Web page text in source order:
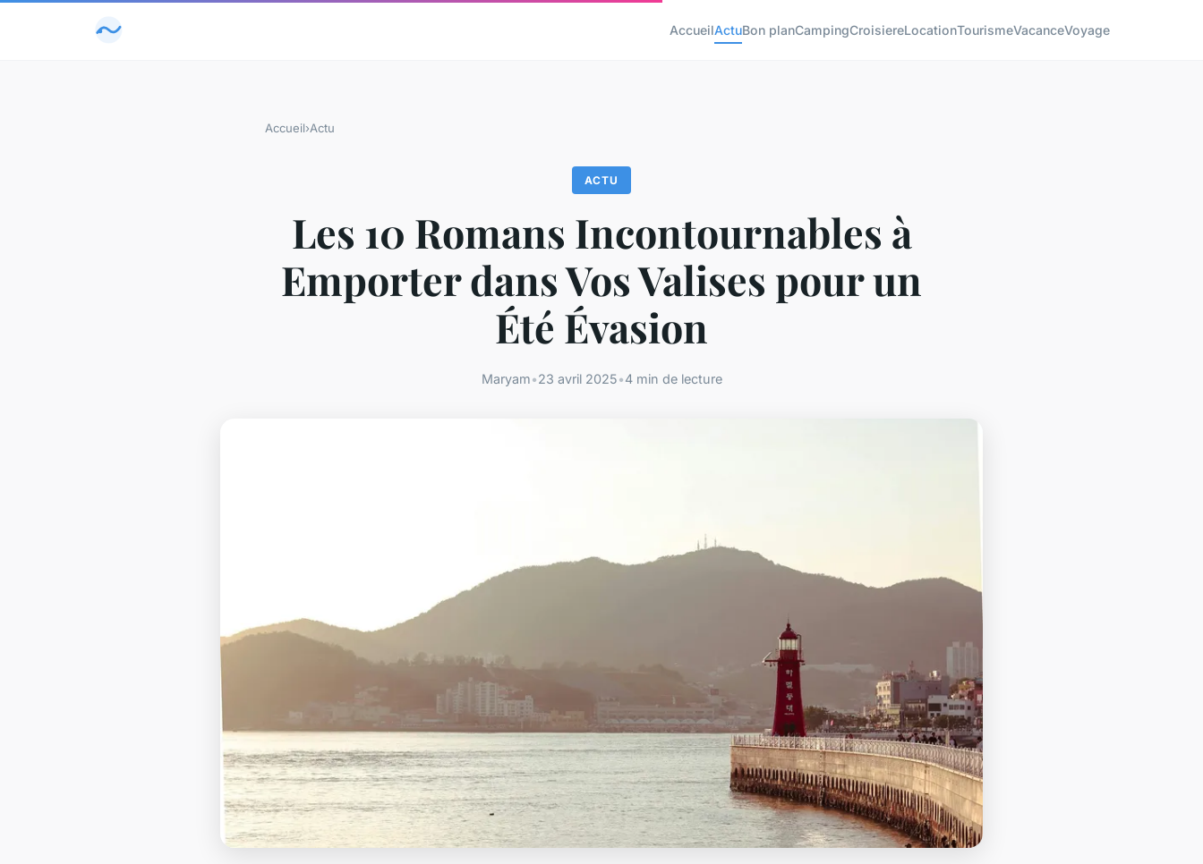
AccueilActuBon planCampingCroisiereLocationTourismeVacanceVoyage
Accueil›Actu
ACTU
Les 10 Romans Incontournables à
Emporter dans Vos Valises pour un
Été Évasion
Maryam•23 avril 2025•4 min de lecture